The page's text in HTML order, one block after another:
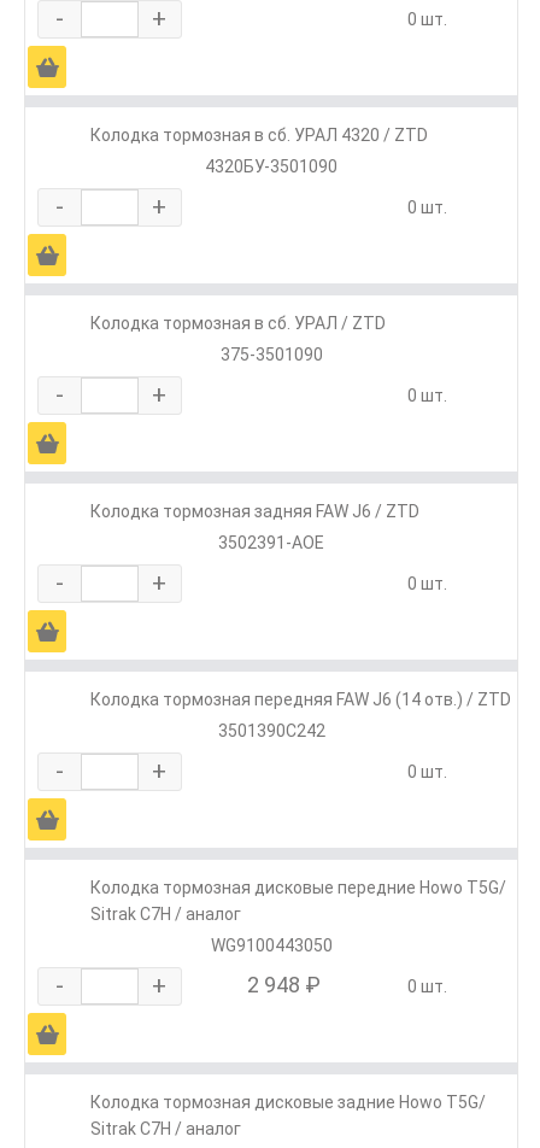
- + 0 шт.
Ä
Колодка тормозная в сб. УРАЛ 4320 / ZTD
4320БУ-3501090
- + 0 шт.
Ä
Колодка тормозная в сб. УРАЛ / ZTD
375-3501090
- + 0 шт.
Ä
Колодка тормозная задняя FAW J6 / ZTD
3502391-AOE
- + 0 шт.
Ä
Колодка тормозная передняя FAW J6 (14 отв.) / ZTD
3501390C242
- + 0 шт.
Ä
Колодка тормозная дисковые передние Howo T5G/
Sitrak C7H / аналог
WG9100443050
- + 2 948 ₽ 0 шт.
Ä
Колодка тормозная дисковые задние Howo T5G/
Sitrak C7H / аналог